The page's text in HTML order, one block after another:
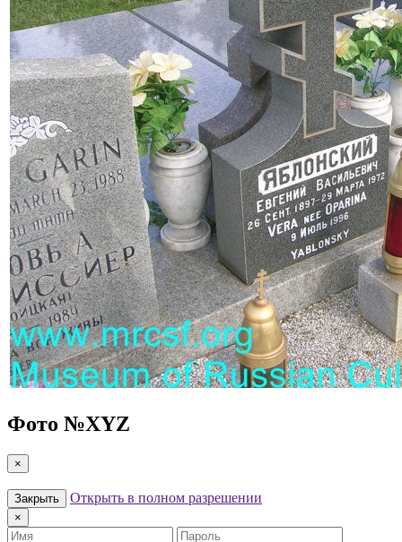
Фото №XYZ
×
Закрыть Открыть в полном разрешении
×
Имя
Пароль